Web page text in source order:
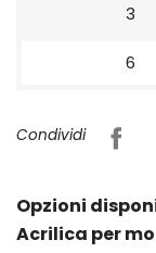
3
6
Condividi
Opzioni
Acrilica per